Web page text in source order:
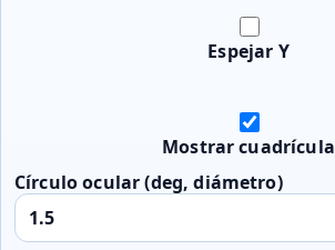
Espejar Y
Mostrar cuadrícula
Círculo ocular (deg, diámetro)